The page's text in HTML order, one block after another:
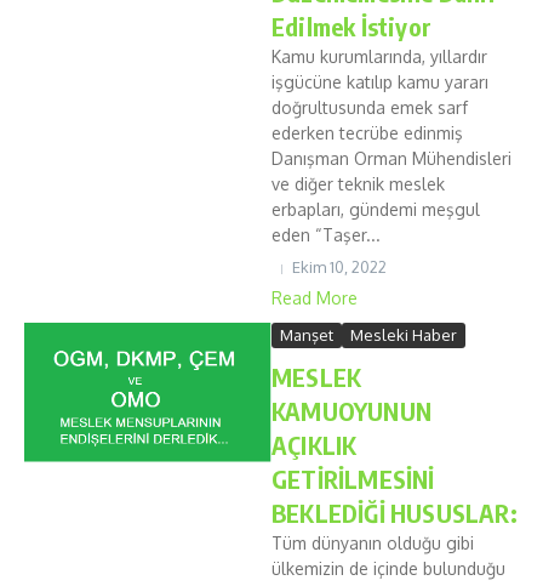
Edilmek İstiyor
Kamu kurumlarında, yıllardır
işgücüne katılıp kamu yararı
doğrultusunda emek sarf
ederken tecrübe edinmiş
Danışman Orman Mühendisleri
ve diğer teknik meslek
erbapları, gündemi meşgul
eden “Taşer...
Ekim 10, 2022
Read More
Manşet Mesleki Haber
MESLEK
KAMUOYUNUN
AÇIKLIK
GETİRİLMESİNİ
BEKLEDİĞİ HUSUSLAR:
Tüm dünyanın olduğu gibi
ülkemizin de içinde bulunduğu